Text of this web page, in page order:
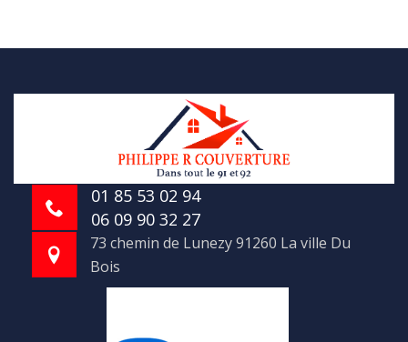
01 85 53 02 94
06 09 90 32 27
73 chemin de Lunezy 91260 La ville Du
Bois